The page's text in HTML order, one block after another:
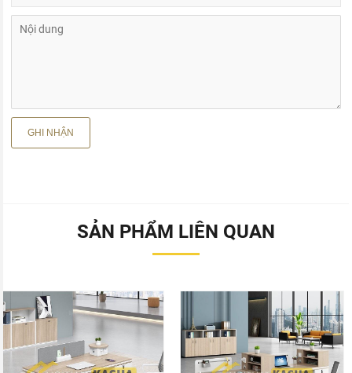
SẢN PHẨM LIÊN QUAN